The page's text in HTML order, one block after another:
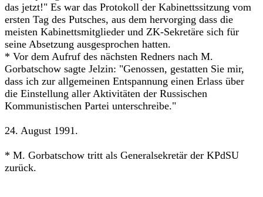
das jetzt!" Es war das Protokoll der Kabinettssitzung vom
ersten Tag des Putsches, aus dem hervorging dass die
meisten Kabinettsmitglieder und ZK-Sekretäre sich für
seine Absetzung ausgesprochen hatten.
* Vor dem Aufruf des nächsten Redners nach M.
Gorbatschow sagte Jelzin: "Genossen, gestatten Sie mir,
dass ich zur allgemeinen Entspannung einen Erlass über
die Einstellung aller Aktivitäten der Russischen
Kommunistischen Partei unterschreibe."
24. August 1991.
* M. Gorbatschow tritt als Generalsekretär der KPdSU
zurück.